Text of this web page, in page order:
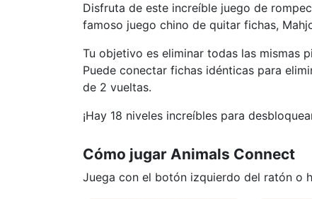
Disfruta de este increíble juego de
famoso juego chino de quitar fichas,
Tu objetivo es eliminar todas las mismas
Puede conectar fichas idénticas para
de 2 vueltas.
¡Hay 18 niveles increíbles para
Cómo jugar Animals Connect
Juega con el botón izquierdo del ratón o